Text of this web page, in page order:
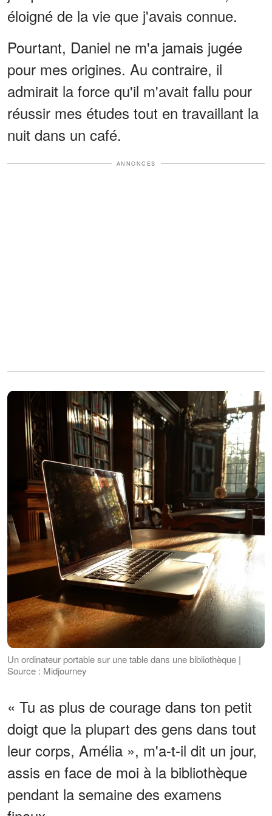
éloigné de la vie que j'avais connue.
Pourtant, Daniel ne m'a jamais jugée
pour mes origines. Au contraire, il
admirait la force qu'il m'avait fallu pour
réussir mes études tout en travaillant la
nuit dans un café.
ANNONCES
Un ordinateur portable sur une table dans une bibliothèque |
Source : Midjourney
« Tu as plus de courage dans ton petit
doigt que la plupart des gens dans tout
leur corps, Amélia », m'a-t-il dit un jour,
assis en face de moi à la bibliothèque
pendant la semaine des examens